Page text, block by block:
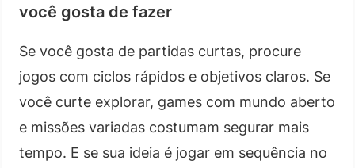
você gosta de fazer
Se você gosta de partidas curtas, procure
jogos com ciclos rápidos e objetivos claros. Se
você curte explorar, games com mundo aberto
e missões variadas costumam segurar mais
tempo. E se sua ideia é jogar em sequência no